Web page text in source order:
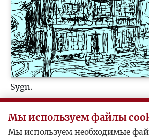
Sygn.
Korespondenci (1)
Władysław Anders
Мы используем файлы
Мы используем необходимые